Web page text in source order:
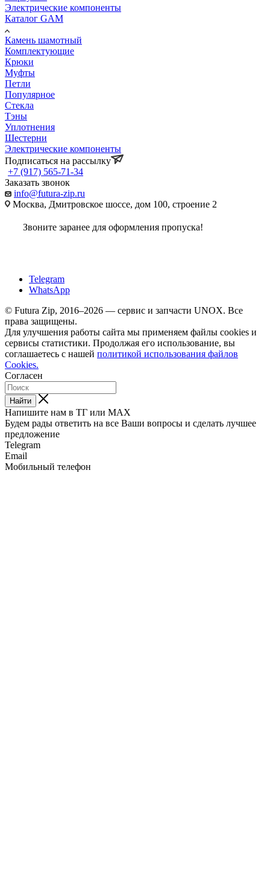
Электрические компоненты
Каталог GAM
Камень шамотный
Комплектующие
Крюки
Муфты
Петли
Популярное
Стекла
Тэны
Уплотнения
Шестерни
Электрические компоненты
Подписаться на рассылку
+7 (917) 565-71-34
Заказать звонок
info@futura-zip.ru
Москва, Дмитровское шоссе, дом 100, строение 2
Звоните заранее для оформления пропуска!
Telegram
WhatsApp
© Futura Zip, 2016–2026 — сервис и запчасти UNOX. Все
права защищены.
Для улучшения работы сайта мы применяем файлы cookies и
сервисы статистики. Продолжая его использование, вы
соглашаетесь с нашей политикой использования файлов
Cookies.
Согласен
Найти
Напишите нам в ТГ или MAX
Будем рады ответить на все Ваши вопросы и сделать лучшее
предложение
Telegram
Email
Мобильный телефон